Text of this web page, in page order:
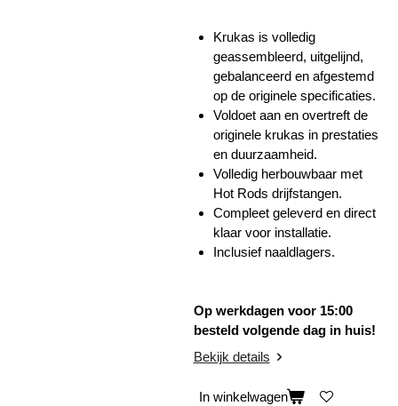
Krukas is volledig
geassembleerd, uitgelijnd,
gebalanceerd en afgestemd
op de originele specificaties.
Voldoet aan en overtreft de
originele krukas in prestaties
en duurzaamheid.
Volledig herbouwbaar met
Hot Rods drijfstangen.
Compleet geleverd en direct
klaar voor installatie.
Inclusief naaldlagers.
Op werkdagen voor 15:00
besteld volgende dag in huis!
Bekijk details
In winkelwagen